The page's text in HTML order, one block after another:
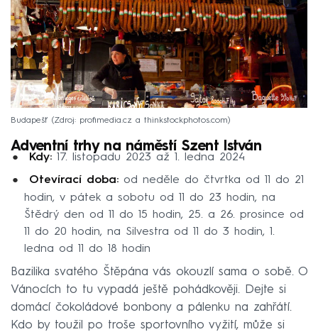
Budapešť Zdroj: profimedia.cz a thinkstockphotos.com
Adventní trhy na náměstí Szent István
Kdy: 17. listopadu 2023 až 1. ledna 2024
Otevírací doba: od neděle do čtvrtka od 11 do 21
hodin, v pátek a sobotu od 11 do 23 hodin, na
Štědrý den od 11 do 15 hodin, 25. a 26. prosince od
11 do 20 hodin, na Silvestra od 11 do 3 hodin, 1.
ledna od 11 do 18 hodin
Bazilika svatého Štěpána vás okouzlí sama o sobě. O
Vánocích to tu vypadá ještě pohádkověji. Dejte si
domácí čokoládové bonbony a pálenku na zahřátí.
Kdo by toužil po troše sportovního vyžití, může si